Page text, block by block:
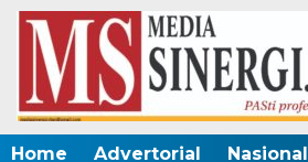
Home Advertorial Nasional